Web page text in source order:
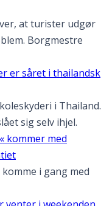
at turister udgør
Borgmestre
er såret i thailandsk
i Thailand.
sig selv ihjel.
kommer med
i gang med